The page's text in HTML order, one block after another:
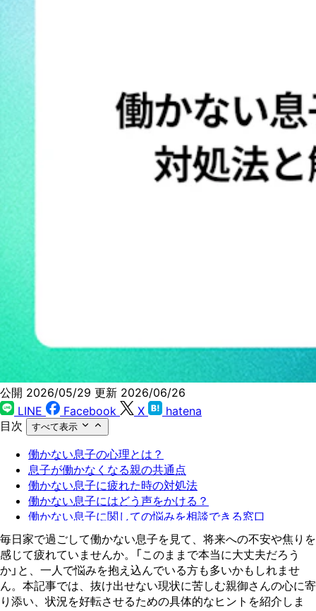
公開 2026/05/29 更新 2026/06/26
LINE
Facebook X
hatena
目次
すべて表示
働かない息子の心理とは？
息子が働かなくなる親の共通点
働かない息子に疲れた時の対処法
働かない息子にはどう声をかける？
働かない息子に関しての悩みを相談できる窓口
毎日家で過ごして働かない息子を見て、将来への不安や焦りを
感じて疲れていませんか。「このままで本当に大丈夫だろう
か」と、一人で悩みを抱え込んでいる方も多いかもしれませ
ん。本記事では、抜け出せない現状に苦しむ親御さんの心に寄
り添い、状況を好転させるための具体的なヒントを紹介しま